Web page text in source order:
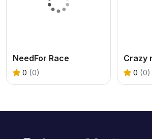
NeedFor Race
0 (0) 0 (0)